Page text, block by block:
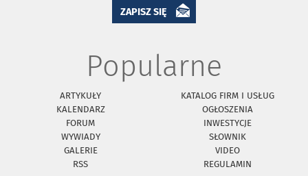
ZAPISZ SIĘ
Popularne
ARTYKUŁY
KATALOG FIRM I USŁUG
KALENDARZ
OGŁOSZENIA
FORUM
INWESTYCJE
WYWIADY
SŁOWNIK
GALERIE
VIDEO
RSS
REGULAMIN